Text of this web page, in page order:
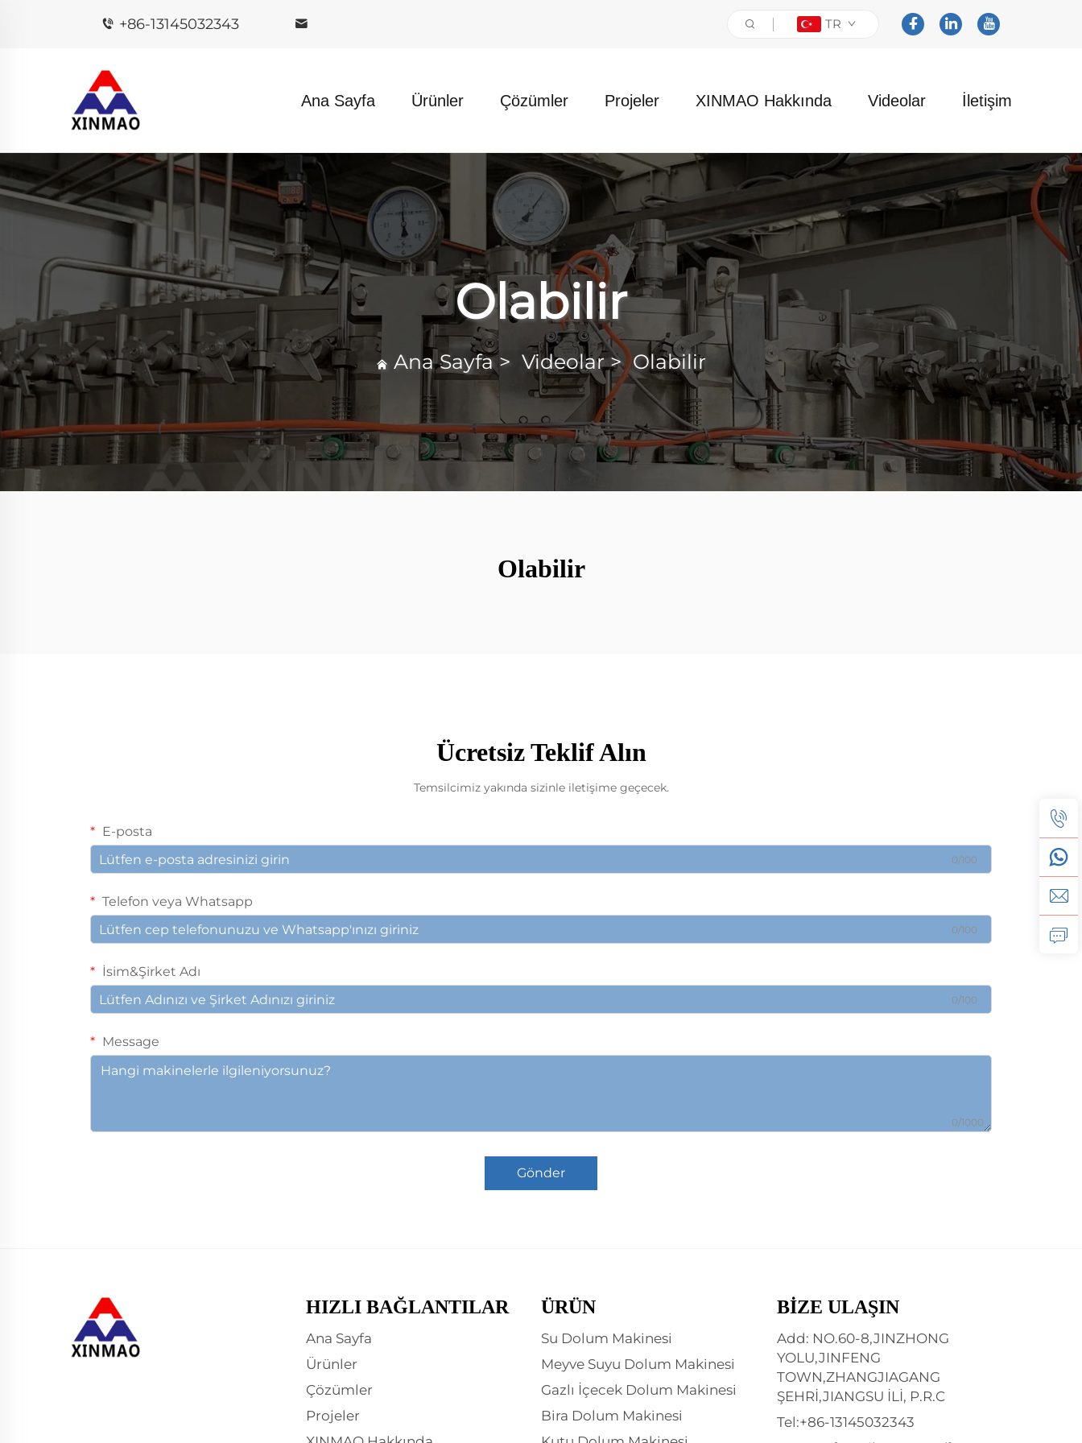
+86-13145032343 TR
Ana Sayfa Ürünler Çözümler Projeler XINMAO Hakkında Videolar İletişim
Olabilir
Ana Sayfa> Videolar>Olabilir
Olabilir
Ücretsiz Teklif Alın
Temsilcimiz yakında sizinle iletişime geçecek.
E-posta
0/100
Telefon veya Whatsapp
0/100
İsim&Şirket Adı
0/100
Message
0/1000
Gönder
HIZLI BAĞLANTILAR
Ana Sayfa
Ürünler
Çözümler
Projeler
ÜRÜN
Su Dolum Makinesi
Meyve Suyu Dolum Makinesi
Gazlı İçecek Dolum Makinesi
Bira Dolum Makinesi
BIZE ULAŞIN
Add: NO.60-8,JINZHONG
YOLU,JINFENG
TOWN,ZHANGJIAGANG
ŞEHRİ,JIANGSU İLİ, P.R.C
Tel:+86-13145032343